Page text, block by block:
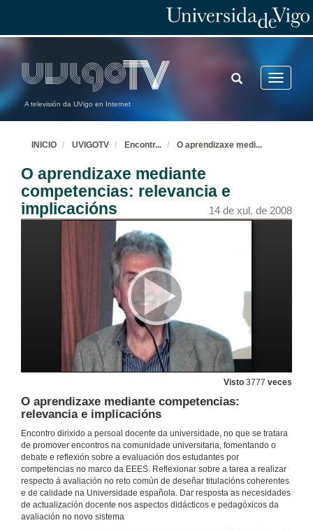
A televisión da UVigo en Internet
Toggle
TOGGLE
SEARCH
INICIO UVIGOTV Encontr... O aprendizaxe medi...
O aprendizaxe mediante
competencias: relevancia e
implicacións
14 de xul. de 2008
Visto 3777 veces
O aprendizaxe mediante competencias:
relevancia e implicacións
Encontro dirixido a persoal docente da universidade, no que se tratara
de promover encontros na comunidade universitaria, fomentando o
debate e reflexión sobre a evaluación dos estudantes por
competencias no marco da EEES. Reflexionar sobre a tarea a realizar
respecto á avaliación no reto común de deseñar titulacións coherentes
e de calidade na Universidade española. Dar resposta as necesidades
de actualización docente nos aspectos didácticos e pedagóxicos da
avaliación no novo sistema